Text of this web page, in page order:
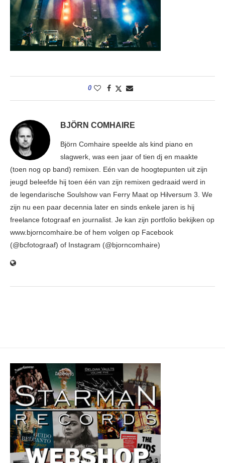
0
BJÖRN COMHAIRE
Björn Comhaire speelde als kind piano en
slagwerk, was een jaar of tien dj en maakte
(toen nog op band) remixen. Eén van de hoogtepunten uit zijn
jeugd beleefde hij toen één van zijn remixen gedraaid werd in
de legendarische Soulshow van Ferry Maat op Hilversum 3. We
zijn nu een paar decennia later en sinds enkele jaren is hij
freelance fotograaf en journalist. Je kan zijn portfolio bekijken op
www.bjorncomhaire.be of hem volgen op Facebook
(@bcfotograaf) of Instagram (@bjorncomhaire)